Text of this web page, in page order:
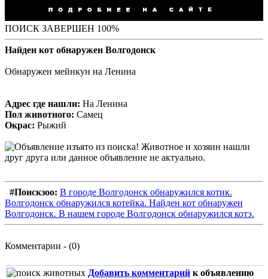
ПОИСК ЗАВЕРШЕН 100%
Найден кот обнаружен Волгодонск
Обнаружен мейнкун на Ленина
Адрес где нашли: На Ленина
Пол животного: Самец
Окрас: Рыжий
#Поискзоо: В городе Волгодонск обнаружился котик.
Волгодонск обнаружился котейка. Найден кот обнаружен
Волгодонск. В нашем городе Волгодонск обнаружился котэ.
Комментарии - (0)
Добавить комментарий к объявлению